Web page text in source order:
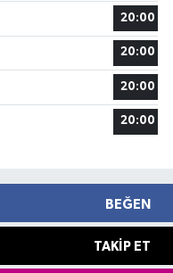
20:00
20:00
20:00
20:00
BEĞEN
TAKIP ET